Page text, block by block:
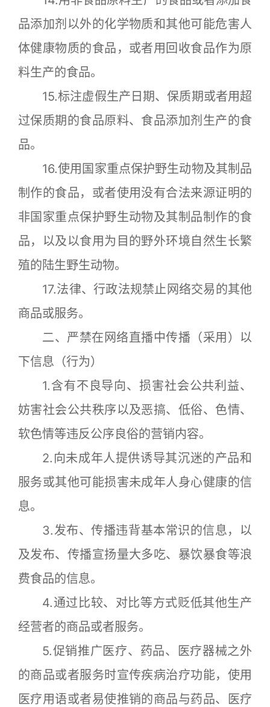
品添加剂以外的化学物质和其他可能危害人
体健康物质的食品，或者用回收食品作为原
料生产的食品。
15.标注虚假生产日期、保质期或者用超
过保质期的食品原料、食品添加剂生产的食
品。
16.使用国家重点保护野生动物及其制品
制作的食品，或者使用没有合法来源证明的
非国家重点保护野生动物及其制品制作的食
品，以及以食用为目的野外环境自然生长繁
殖的陆生野生动物。
17.法律、行政法规禁止网络交易的其他
商品或服务。
二、严禁在网络直播中传播（采用）以
下信息（行为）
1.含有不良导向、损害社会公共利益、
妨害社会公共秩序以及恶搞、低俗、色情、
软色情等违反公序良俗的营销内容。
2.向未成年人提供诱导其沉迷的产品和
服务或其他可能损害未成年人身心健康的信
息。
3.发布、传播违背基本常识的信息，以
及发布、传播宣扬量大多吃、暴饮暴食等浪
费食品的信息。
4.通过比较、对比等方式贬低其他生产
经营者的商品或者服务。
5.促销推广医疗、药品、医疗器械之外
的商品或者服务时宣传疾病治疗功能，使用
医疗用语或者易使推销的商品与药品、医疗